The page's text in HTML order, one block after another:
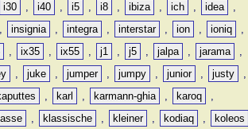
i30 , i40 , i5 , i8 , ibiza , ich , idea
,
, insignia , integra , interstar , ion , ioniq
,
, ix35 , ix55 , j1 , j5 , jalpa , jarama
,
, juke , jumper , jumpy , junior , justy
,
, karl , karmann-ghia , karoq
,
, klassische , kleiner , kodiaq ,
koleos